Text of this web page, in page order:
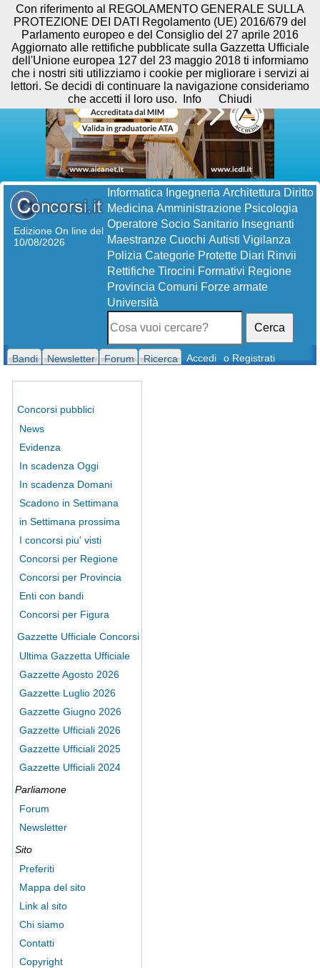
Edizione On line del
10/08/2026
Informatica Ingegneria Architettura Diritto
Medicina Amministrazione Psicologia
Operatore Socio Sanitario Insegnanti
Maestranze Cuochi Autisti Vigilanza
Polizia Categorie Protette Diari Rinvii
Rettifiche Tirocini Formativi Regione
Provincia Comuni Forze armate
Università
Cerca
Bandi Newsletter Forum Ricerca Accedi o Registrati
Concorsi pubblici
News
Evidenza
In scadenza Oggi
In scadenza Domani
Scadono in Settimana
in Settimana prossima
I concorsi piu' visti
Concorsi per Regione
Concorsi per Provincia
Enti con bandi
Concorsi per Figura
Gazzette Ufficiale Concorsi
Ultima Gazzetta Ufficiale
Gazzette Agosto 2026
Gazzette Luglio 2026
Gazzette Giugno 2026
Gazzette Ufficiali 2026
Gazzette Ufficiali 2025
Gazzette Ufficiali 2024
Parliamone
Forum
Newsletter
Sito
Preferiti
Mappa del sito
Link al sito
Chi siamo
Contatti
Copyright
Con riferimento al REGOLAMENTO GENERALE SULLA
PROTEZIONE DEI DATI Regolamento (UE) 2016/679 del
Parlamento europeo e del Consiglio del 27 aprile 2016
Aggiornato alle rettifiche pubblicate sulla Gazzetta Ufficiale
dell'Unione europea 127 del 23 maggio 2018 ti informiamo
che i nostri siti utilizziamo i cookie per migliorare i servizi ai
lettori. Se decidi di continuare la navigazione consideriamo
che accetti il loro uso.
Info Chiudi